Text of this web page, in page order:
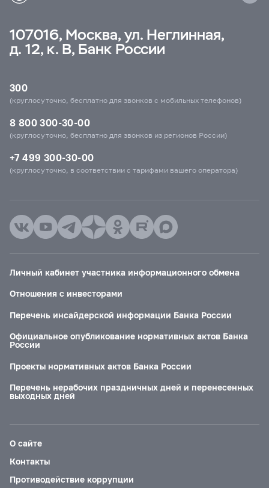
107016, Москва, ул. Неглинная,
д. 12, к. В, Банк России
300
(круглосуточно, бесплатно для звонков с мобильных телефонов)
8 800 300-30-00
(круглосуточно, бесплатно для звонков из регионов России)
+7 499 300-30-00
(круглосуточно, в соответствии с тарифами вашего оператора)
Личный кабинет участника информационного обмена
Отношения с инвесторами
Перечень инсайдерской информации Банка России
Официальное опубликование нормативных актов Банка
России
Проекты нормативных актов Банка России
Перечень нерабочих праздничных дней и перенесенных
выходных дней
О сайте
Контакты
Противодействие коррупции